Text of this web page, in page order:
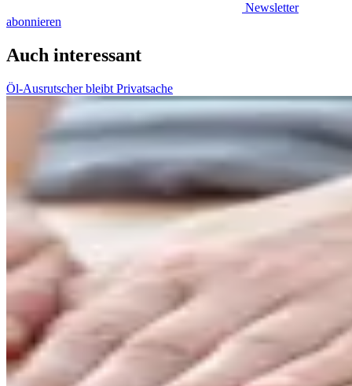
Newsletter
abonnieren
Auch interessant
Öl-Ausrutscher bleibt Privatsache